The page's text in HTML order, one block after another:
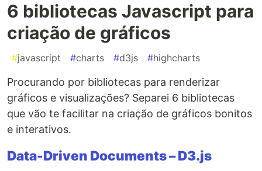
6 bibliotecas Javascript para
criação de gráficos
#javascript #charts #d3js #highcharts
Procurando por bibliotecas para renderizar
gráficos e visualizações? Separei 6 bibliotecas
que vão te facilitar na criação de gráficos bonitos
e interativos.
Data-Driven Documents – D3.js